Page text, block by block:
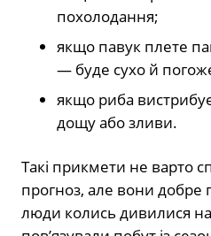
похолодання;
якщо павук плете
— буде сухо й
якщо риба
дощу або зливи.
Такі прикмети не варто
прогноз, але вони добре
люди колись дивилися